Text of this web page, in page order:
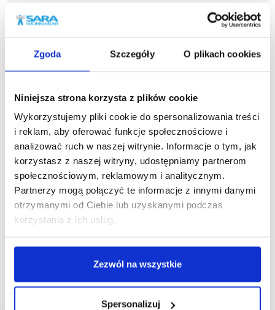
Zgoda Szczegóły O plikach cookies
Niniejsza strona korzysta z plików cookie
Wykorzystujemy pliki cookie do spersonalizowania treści
i reklam, aby oferować funkcje społecznościowe i
analizować ruch w naszej witrynie. Informacje o tym, jak
korzystasz z naszej witryny, udostępniamy partnerom
społecznościowym, reklamowym i analitycznym.
Partnerzy mogą połączyć te informacje z innymi danymi
otrzymanymi od Ciebie lub uzyskanymi podczas
korzystania z ich usług.
Zezwól na wszystkie
Spersonalizuj
233,39 zł brutto
Podobne produkty